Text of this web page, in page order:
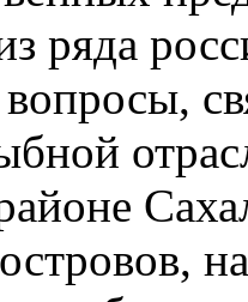
ряда